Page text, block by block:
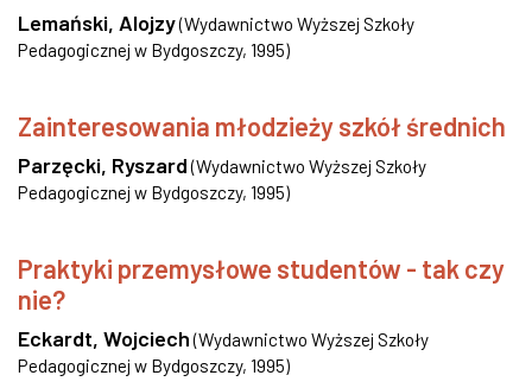
Lemański, Alojzy(Wydawnictwo Wyższej Szkoły
Pedagogicznej w Bydgoszczy, 1995)
Zainteresowania młodzieży szkół średnich
Parzęcki, Ryszard (Wydawnictwo Wyższej Szkoły
Pedagogicznej w Bydgoszczy, 1995)
Praktyki przemysłowe studentów - tak czy
nie?
Eckardt, Wojciech (Wydawnictwo Wyższej Szkoły
Pedagogicznej w Bydgoszczy, 1995)